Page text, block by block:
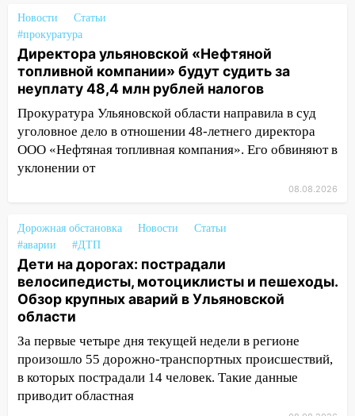
ракетную опасность: звучат сирены
20:40 Ульяновские аграрии смогут
купить тракторы с отсрочкой платежа
до декабря
19:34 В следственном управлении
состоялось торжественное
мероприятие, приуроченное к
празднованию Дня сотрудника органов
19:30 Ульяновцев приглашают
поддержать «Симбирскую чебурашку»
на фестивале «ФормАРТ»
18:11 Ульяновская область стала
пилотным регионом проекта
«Культурное долголетие»
17:16 В реанимацию Ульяновской
областной больницы поступили шесть
новых аппаратов ИВЛ
Новости
Статьи
#прокуратура
Директора ульяновской «Нефтяной
топливной компании» будут судить за
неуплату 48,4 млн рублей налогов
Прокуратура Ульяновской области направила в суд
уголовное дело в отношении 48-летнего директора
ООО «Нефтяная топливная компания». Его обвиняют в
уклонении от
08.08.2026
Дорожная обстановка Новости
Статьи
#аварии
#ДТП
Дети на дорогах: пострадали
велосипедисты, мотоциклисты и пешеходы.
Обзор крупных аварий в Ульяновской
области
За первые четыре дня текущей недели в регионе
произошло 55 дорожно-транспортных происшествий,
в которых пострадали 14 человек. Такие данные
приводит областная